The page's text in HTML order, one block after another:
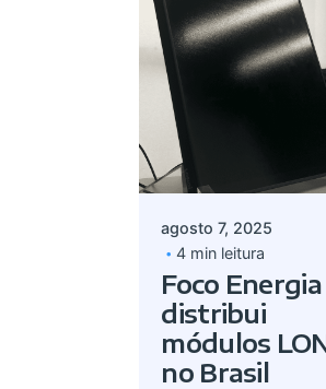
agosto 7, 2025
4 min leitura
Foco Energia
distribui
módulos
no Brasil